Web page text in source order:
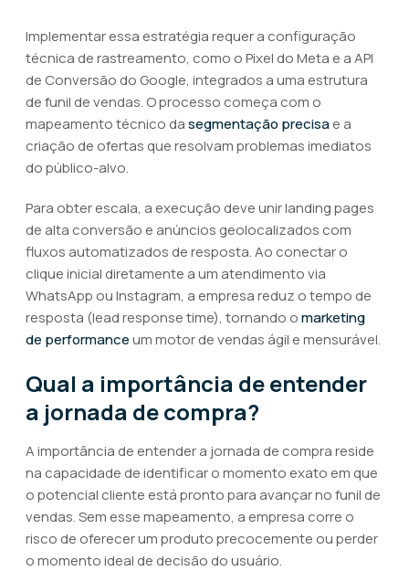
Implementar essa estratégia requer a configuração
técnica de rastreamento, como o Pixel do Meta e a API
de Conversão do Google, integrados a uma estrutura
de funil de vendas. O processo começa com o
mapeamento técnico dasegmentação precisae a
criação de ofertas que resolvam problemas imediatos
do público-alvo.
Para obter escala, a execução deve unir landing pages
de alta conversão e anúncios geolocalizados com
fluxos automatizados de resposta. Ao conectar o
clique inicial diretamente a um atendimento via
WhatsApp ou Instagram, a empresa reduz o tempo de
resposta (lead response time), tornando omarketing
de performanceum motor de vendas ágil e mensurável.
Qual a importância de entender
a jornada de compra?
A importância de entender a jornada de compra reside
na capacidade de identificar o momento exato em que
o potencial cliente está pronto para avançar no funil de
vendas. Sem esse mapeamento, a empresa corre o
risco de oferecer um produto precocemente ou perder
o momento ideal de decisão do usuário.